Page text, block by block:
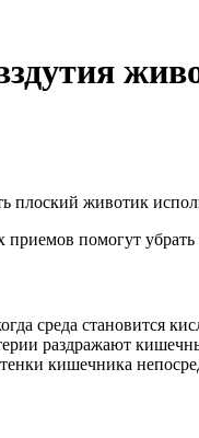
плоский животик
помогут убрать
среда становится
раздражают
кишечника